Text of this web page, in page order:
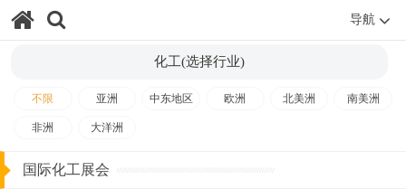
导航
化工(选择行业)
不限 亚洲 中东地区 欧洲 北美洲 南美洲
非洲 大洋洲
国际化工展会